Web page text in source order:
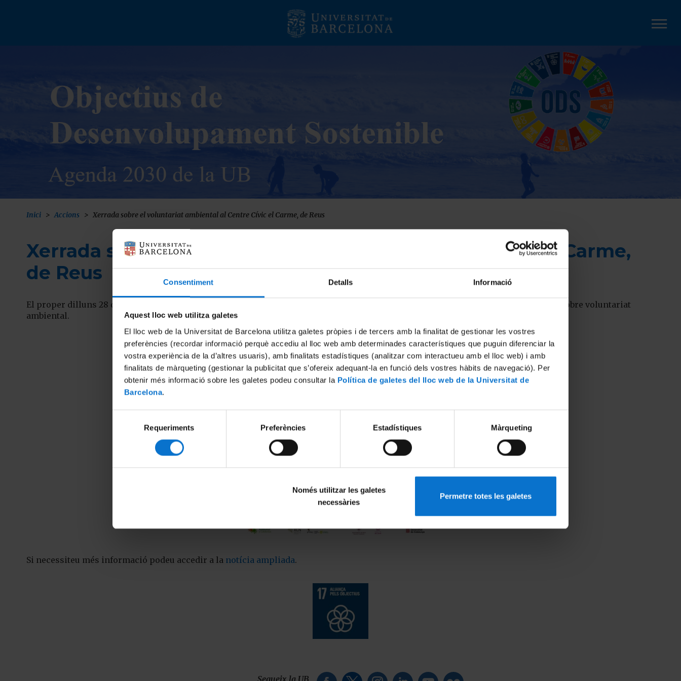
Consentiment Detalls Informació
Aquest lloc web utilitza galetes
El lloc web de la Universitat de Barcelona utilitza galetes pròpies i de tercers amb la finalitat de gestionar les vostres
preferències (recordar informació perquè accediu al lloc web amb determinades característiques que puguin diferenciar la
vostra experiència de la d’altres usuaris), amb finalitats estadístiques (analitzar com interactueu amb el lloc web) i amb
finalitats de màrqueting (gestionar la publicitat que s’ofereix adequant-la en funció dels vostres hàbits de navegació). Per
obtenir més informació sobre les galetes podeu consultar la Política de galetes del lloc web de la Universitat de
Barcelona.
consentiment
Requeriments Preferències Estadístiques Màrqueting
Només utilitzar les galetes
necessàries
Permetre totes les galetes
d'ariadna
Inici Accions Xerrada sobre el voluntariat ambiental al Centre Cívic el Carme, de Reus
Xerrada sobre el voluntariat ambiental al Centre Cívic el Carme,
de Reus
El proper dilluns 28 d’octubre, de 18.30h a 20h, la Xarxa per a la Conservació de la Natura i el GEPEC-EdC ha organitzat una xerrada sobre voluntariat
ambiental.
Si necessiteu més informació podeu accedir a la notícia ampliada.